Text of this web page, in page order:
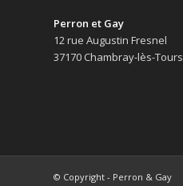
Perron et Gay
12 rue Augustin Fresnel
37170 Chambray-lès-Tours
© Copyright - Perron & Gay